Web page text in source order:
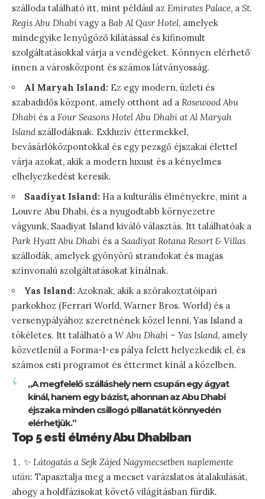
szálloda található itt, mint például az Emirates Palace, a St.
Regis Abu Dhabi vagy a Bab Al Qasr Hotel, amelyek
mindegyike lenyűgöző kilátással és kifinomult
szolgáltatásokkal várja a vendégeket. Könnyen elérhető
innen a városközpont és számos látványosság.
Al Maryah Island: Ez egy modern, üzleti és
szabadidős központ, amely otthont ad a Rosewood Abu
Dhabi és a Four Seasons Hotel Abu Dhabi at Al Maryah
Islandszállodáknak. Exkluzív éttermekkel,
bevásárlóközpontokkal és egy pezsgő éjszakai élettel
várja azokat, akik a modern luxust és a kényelmes
elhelyezkedést keresik.
Saadiyat Island: Ha a kulturális élményekre, mint a
Louvre Abu Dhabi, és a nyugodtabb környezetre
vágyunk, Saadiyat Island kiváló választás. Itt találhatóak a
Park Hyatt Abu Dhabi és a Saadiyat Rotana Resort & Villas
szállodák, amelyek gyönyörű strandokat és magas
színvonalú szolgáltatásokat kínálnak.
Yas Island: Azoknak, akik a szórakoztatóipari
parkokhoz (Ferrari World, Warner Bros. World) és a
versenypályához szeretnének közel lenni, Yas Island a
tökéletes. Itt található a W Abu Dhabi – Yas Island, amely
közvetlenül a Forma-1-es pálya felett helyezkedik el, és
számos esti programot és éttermet kínál a közelben.
„A megfelelő szálláshely nem csupán egy ágyat
kínál, hanem egy bázist, ahonnan az Abu Dhabi
éjszaka minden csillogó pillanatát könnyedén
elérhetjük.”
Top 5 esti élmény Abu Dhabiban
✨ Látogatás a Sejk Zájed Nagymecsetben naplemente
után: Tapasztalja meg a mecset varázslatos átalakulását,
ahogy a holdfázisokat követő világításban fürdik.